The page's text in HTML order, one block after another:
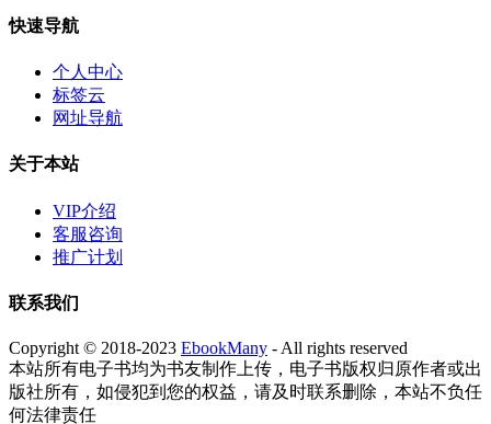
快速导航
个人中心
标签云
网址导航
关于本站
VIP介绍
客服咨询
推广计划
联系我们
Copyright © 2018-2023 EbookMany - All rights reserved
本站所有电子书均为书友制作上传，电子书版权归原作者或出
版社所有，如侵犯到您的权益，请及时联系删除，本站不负任
何法律责任